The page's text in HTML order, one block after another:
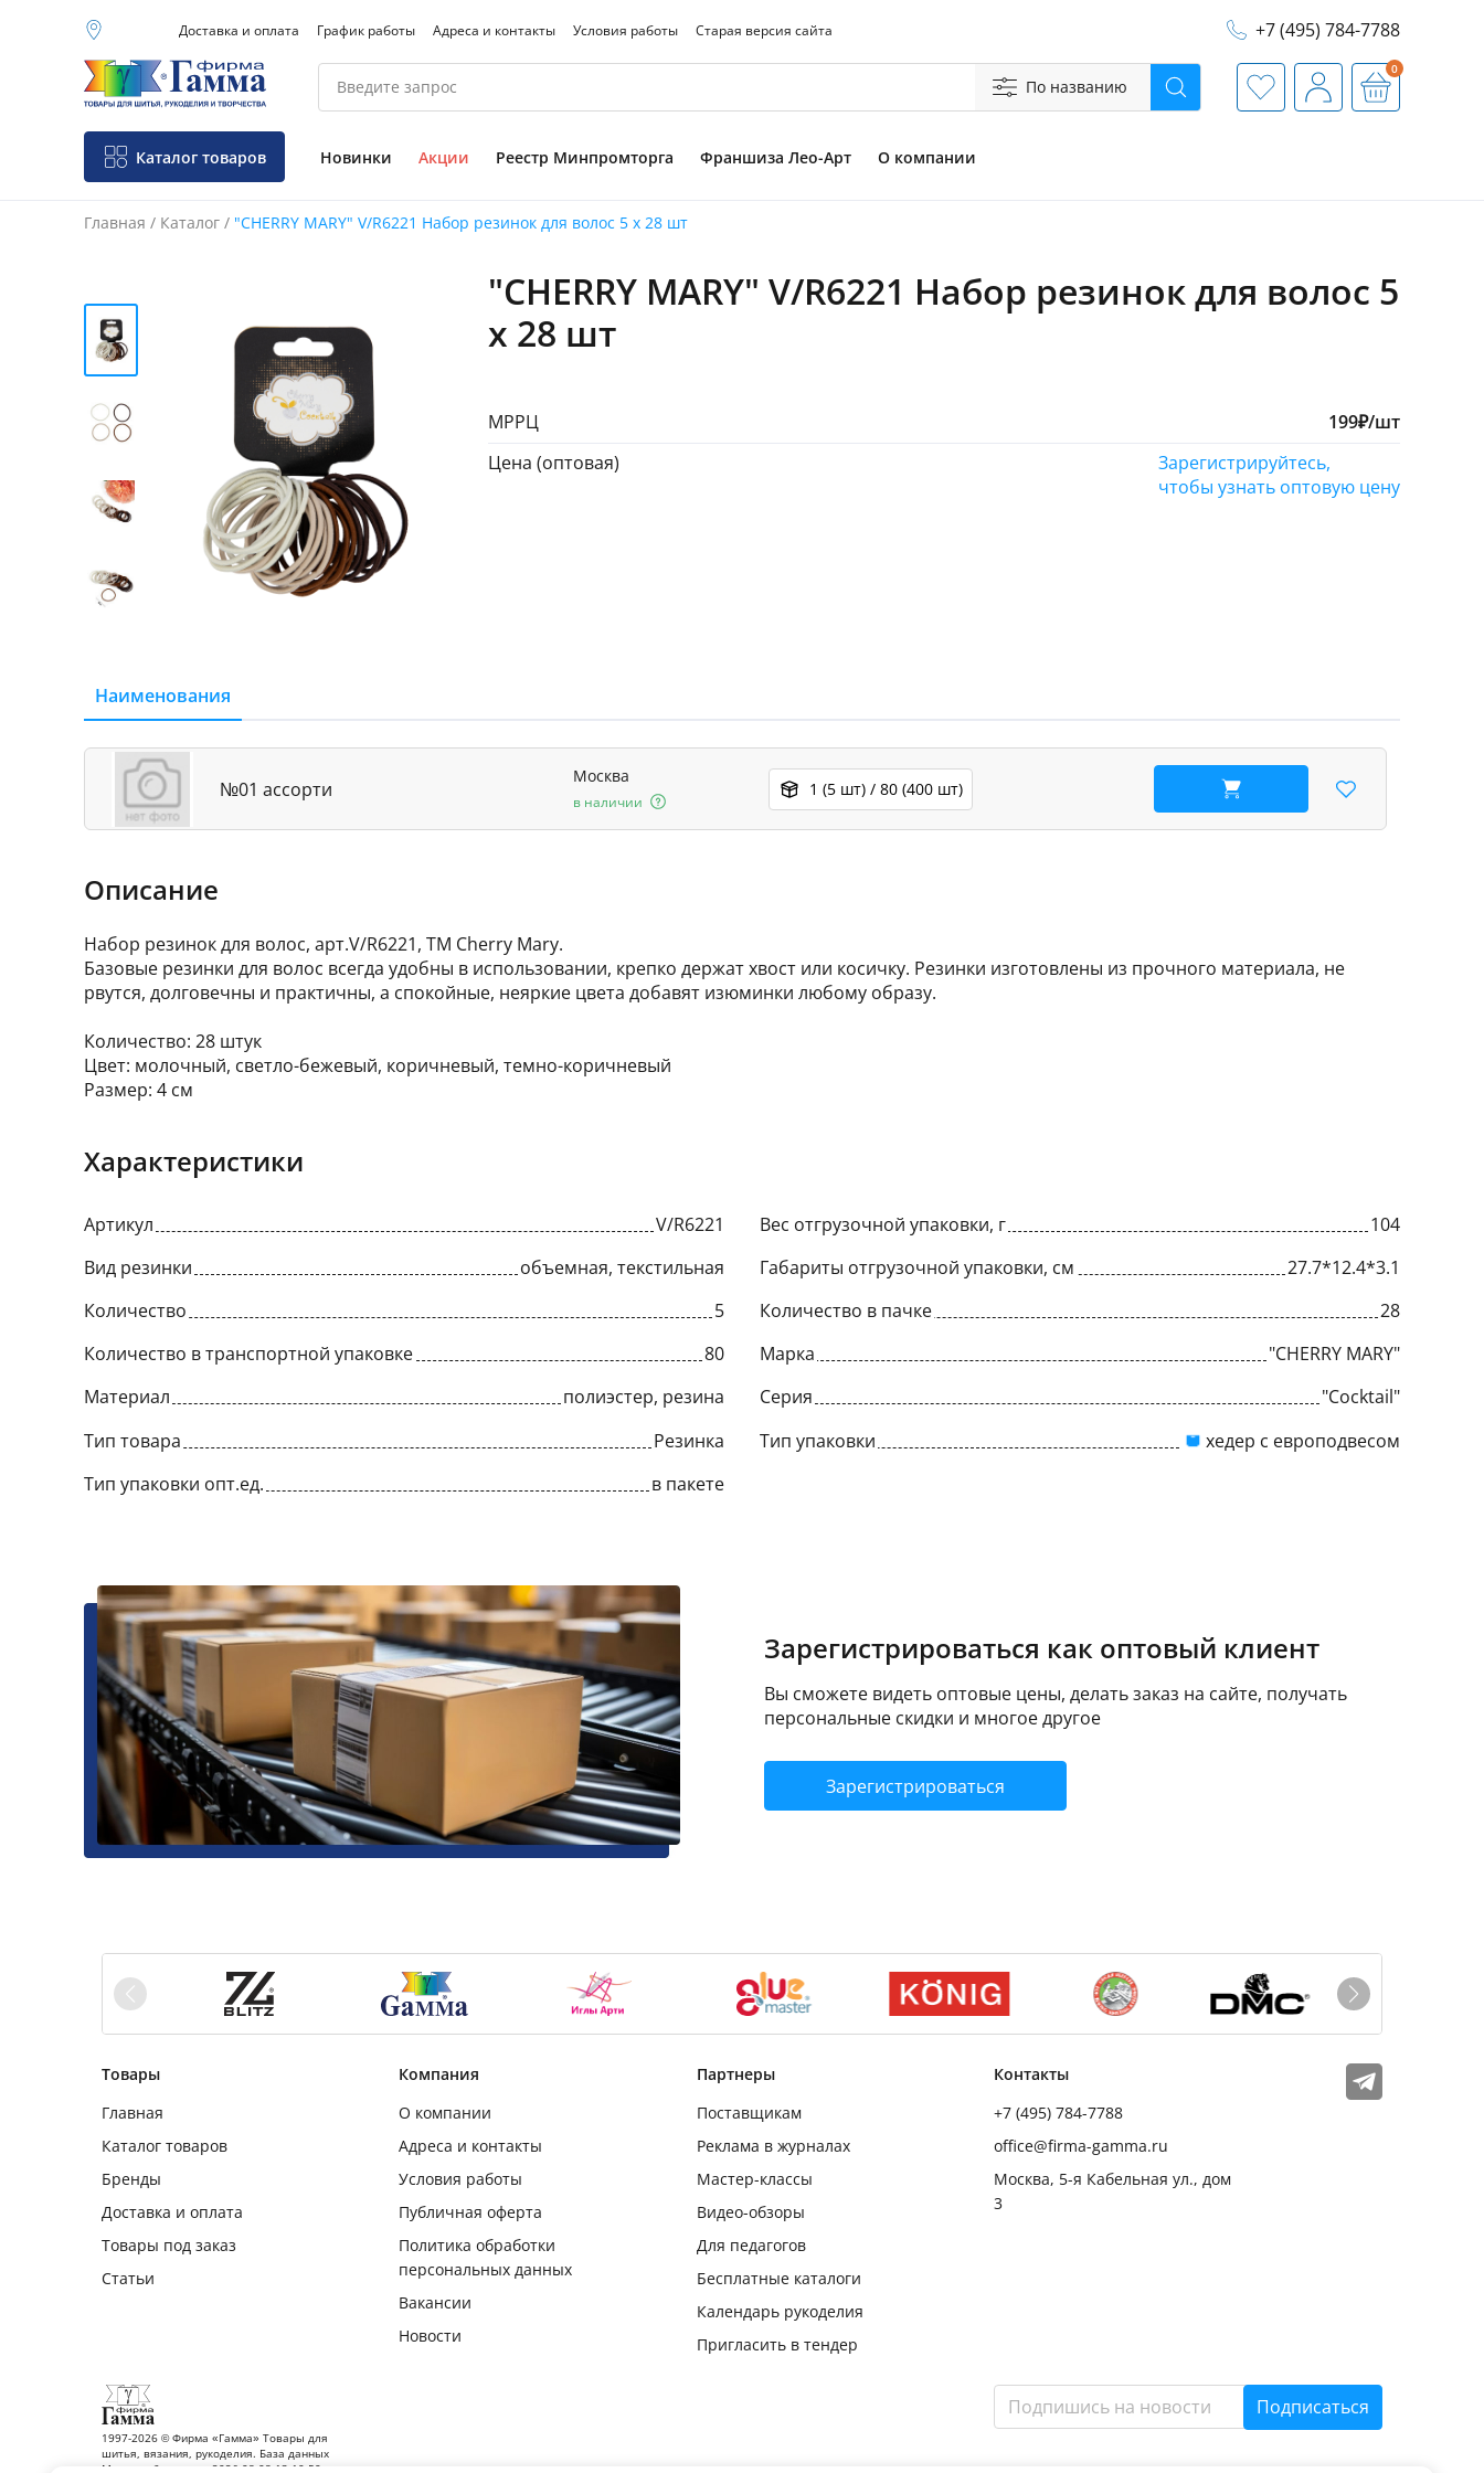
Москва (основной
склад)
Санкт-Петербург
Нижний Новгород
Доставка и оплата График работы Адреса и контакты Условия работы Старая версия сайта +7 (495) 784-7788
По названию Поиск ИзбранноеПрофильКорзина
0
Каталог товаров Новинки Акции Реестр Минпромторга Франшиза Лео-Арт О компании
Главная / Каталог / "CHERRY MARY" V/R6221 Набор резинок для волос 5 х 28 шт
Фото товара
"CHERRY MARY" V/R6221 Набор резинок для волос 5
х 28 шт
МРРЦ 199₽/шт
Цена (оптовая)
Зарегистрируйтесь,
чтобы узнать оптовую цену
Наименования
№01 ассорти
Москва
в наличии
1 (5 шт) / 80 (400 шт) В корзину
Описание
Набор резинок для волос, арт.V/R6221, ТМ Cherry Mary.
Базовые резинки для волос всегда удобны в использовании, крепко держат хвост или косичку. Резинки изготовлены из прочного материала, не
рвутся, долговечны и практичны, а спокойные, неяркие цвета добавят изюминки любому образу.
Количество: 28 штук
Цвет: молочный, светло-бежевый, коричневый, темно-коричневый
Размер: 4 см
Характеристики
Артикул V/R6221 Вес отгрузочной упаковки, г
104
Вид резинки
объемная, текстильная Габариты отгрузочной упаковки, см
27.7*12.4*3.1
Количество
5 Количество в пачке
28
Количество в транспортной упаковке
80 Марка
"CHERRY MARY"
Материал
полиэстер, резина Серия
"Cocktail"
Тип товара
Резинка Тип упаковки
хедер с европодвесом
Тип упаковки опт.ед.
в пакете
Зарегистрироваться как оптовый клиент
Вы сможете видеть оптовые цены, делать заказ на сайте, получать
персональные скидки и многое другое
Зарегистрироваться
Товары
Главная
Каталог товаров
Бренды
Доставка и оплата
Товары под заказ
Статьи
Компания
О компании
Адреса и контакты
Условия работы
Публичная оферта
Политика обработки
персональных данных
Вакансии
Новости
Партнеры
Поставщикам
Реклама в журналах
Мастер-классы
Видео-обзоры
Для педагогов
Бесплатные каталоги
Календарь рукоделия
Пригласить в тендер
Контакты
+7 (495) 784-7788
office@firma-gamma.ru
Москва, 5-я Кабельная ул., дом
3
Мы в соцсетях
Телеграм
1997-2026 © Фирма «Гамма» Товары для
шитья, вязания, рукоделия. База данных
Москва обновлена: 2026-08-08 13:10:50
Подписаться